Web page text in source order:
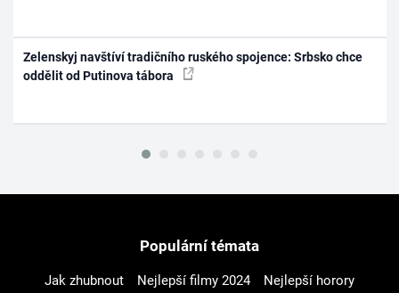
Zelenskyj navštíví tradičního ruského spojence: Srbsko chce
oddělit od Putinova tábora
Populární témata
Jak zhubnout Nejlepší filmy 2024
Nejlepší horory